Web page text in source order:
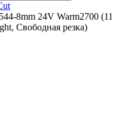
8mm 24V Warm2700 (11
Свободная резка)